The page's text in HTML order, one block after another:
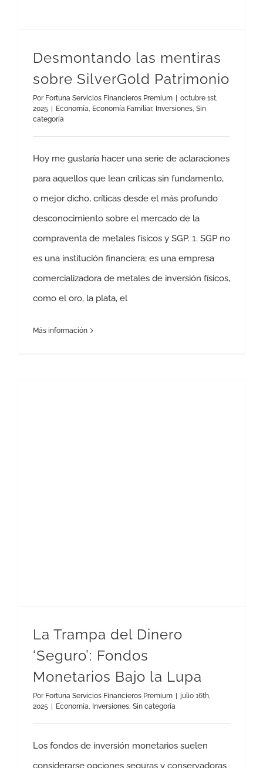
Desmontando las mentiras
sobre SilverGold Patrimonio
Por Fortuna Servicios Financieros Premium
octubre 1st,
2025
Economía, Economía Familiar, Inversiones, Sin
categoría
Hoy me gustaría hacer una serie de aclaraciones
para aquellos que lean críticas sin fundamento,
o mejor dicho, críticas desde el más profundo
desconocimiento sobre el mercado de la
compraventa de metales físicos y SGP. 1. SGP no
es una institución financiera; es una empresa
comercializadora de metales de inversión físicos,
como el oro, la plata, el
Más información
La Trampa del Dinero
‘Seguro’: Fondos
Monetarios Bajo la Lupa
Por Fortuna Servicios Financieros Premium
julio 16th,
2025
Economía, Inversiones, Sin categoría
Los fondos de inversión monetarios suelen
considerarse opciones seguras y conservadoras